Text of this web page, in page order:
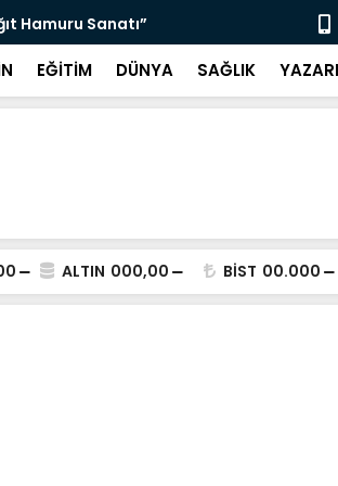
Hamuru Sanatı” “3 Bin
EĞİTİM DÜNYA SAĞLIK
ALTIN 000,00 BİST 00.000